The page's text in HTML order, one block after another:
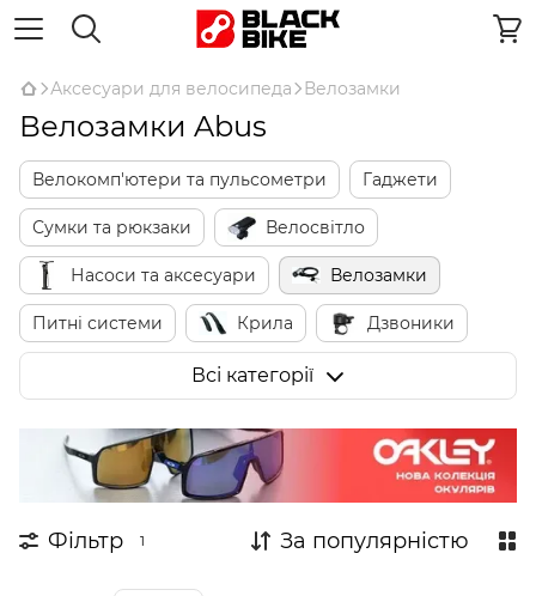
Аксесуари для велосипеда Велозамки
Велозамки Abus
Велокомп'ютери та пульсометри Гаджети
Сумки та рюкзаки Велосвітло
Насоси та аксесуари Велозамки
Питні системи Крила Дзвоники
Захист пера та рами
Кошики Багажники
Всі категорії
Фільтр 1 За популярністю